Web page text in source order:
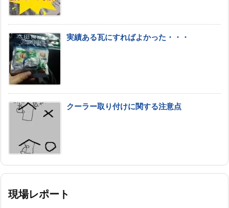
実績ある瓦にすればよかった・・・
クーラー取り付けに関する注意点
現場レポート